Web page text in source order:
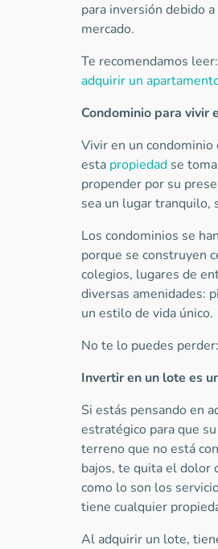
para inversión debido
mercado.
Te recomendamos leer:
adquirir un
Condominio para vivir
Vivir en un
esta propiedadse
propender por su
sea un lugar tranquilo,
Los condominios se
porque se construyen
colegios, lugares de
diversas amenidades:
un estilo de vida único.
No te lo puedes perder:
Invertir en un lote es
Si estás pensando en
estratégico para que
terreno que no está
bajos, te quita el dolor
como lo son los
tiene cualquier
Al adquirir un lote,